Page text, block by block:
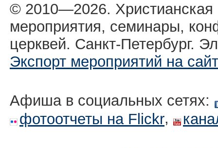
© 2010—2026.
мероприятия, семинары,
церквей. Санкт-Петербург.
Экспорт мероприятий на сайт
Афиша в социальных сетях:
фотоотчеты на Flickr,